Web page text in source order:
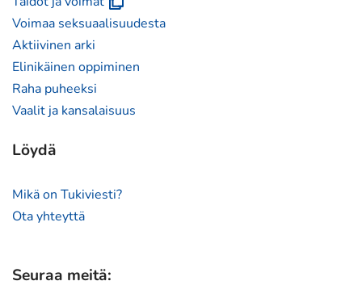
uuteen
Voimaa seksuaalisuudesta
Aktiivinen arki
Elinikäinen oppiminen
Raha puheeksi
Vaalit ja kansalaisuus
Löydä
Mikä on Tukiviesti?
Ota yhteyttä
Seuraa meitä: